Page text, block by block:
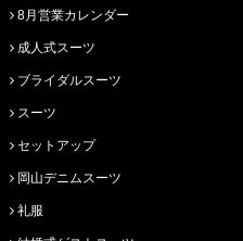
8月営業カレンダー
成人式スーツ
ブライダルスーツ
スーツ
セットアップ
岡山デニムスーツ
礼服